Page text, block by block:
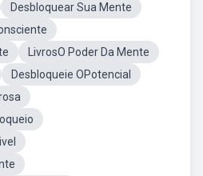
Desbloquear Sua Mente
LivrosO Poder Da Mente
Desbloqueie OPotencial